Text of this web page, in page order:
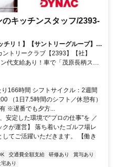
キッチンスタッフ/2393-
チリ！】【サントリーグループ】キ
集中できる環境で安定したキャリ
トリークラブ【2393】【社】
代支給あり！車で「茂原長柄スマ
20分、「蘇我駅」～約40分
166時間 シフトサイクル：2週間
（1日7.5時間のシフト／休憩有）
※遅番でも夕方...
安定した環境で“プロの仕事”を ／
クが運営】 落ち着いたゴルフ場レ
てご活躍いただきます。 【働き
交通費全額支給 研修あり
賞与あり
あり